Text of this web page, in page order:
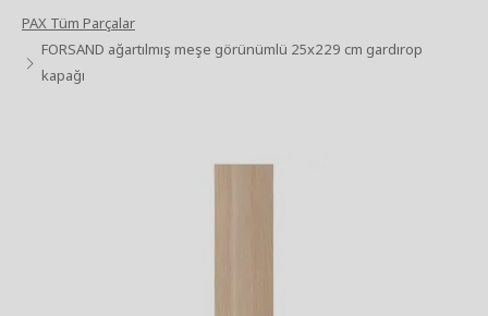
PAX Tüm Parçalar
FORSAND ağartılmış meşe görünümlü 25x229 cm gardırop
kapağı